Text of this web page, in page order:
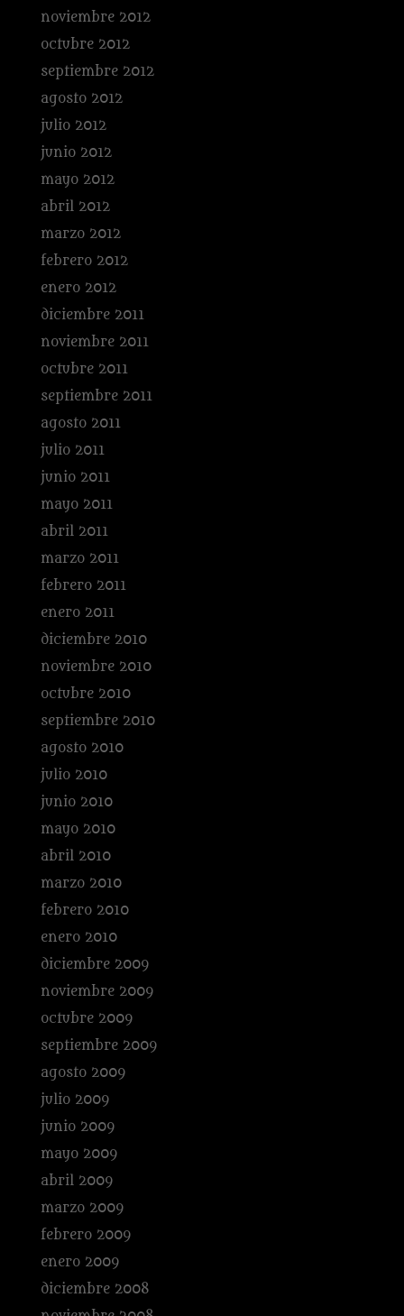
noviembre 2012
octubre 2012
septiembre 2012
agosto 2012
julio 2012
junio 2012
mayo 2012
abril 2012
marzo 2012
febrero 2012
enero 2012
diciembre 2011
noviembre 2011
octubre 2011
septiembre 2011
agosto 2011
julio 2011
junio 2011
mayo 2011
abril 2011
marzo 2011
febrero 2011
enero 2011
diciembre 2010
noviembre 2010
octubre 2010
septiembre 2010
agosto 2010
julio 2010
junio 2010
mayo 2010
abril 2010
marzo 2010
febrero 2010
enero 2010
diciembre 2009
noviembre 2009
octubre 2009
septiembre 2009
agosto 2009
julio 2009
junio 2009
mayo 2009
abril 2009
marzo 2009
febrero 2009
enero 2009
diciembre 2008